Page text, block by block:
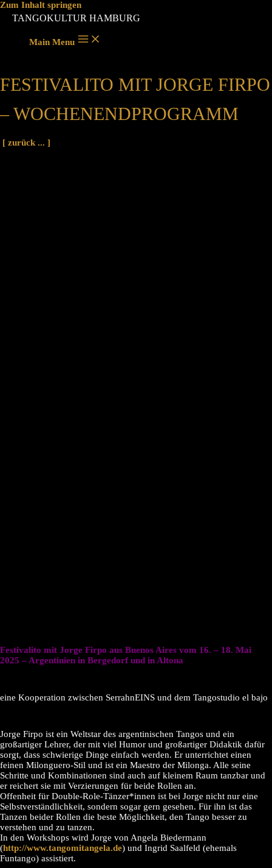
Zum Inhalt springen
TANGOKULTUR HAMBURG
Main Menu
FESTIVALITO MIT JORGE FIRPO
– WOCHENENDPROGRAMM
[ zurück ... ]
Festivalito mit Jorge Firpo aus Buenos Aires vom 16. – 18. Mai
2025 – Argentinien in Bergedorf und in Altona
eine Kooperation zwischen SerrahnEINS und dem Tangostudio el bajo
Jorge Firpo ist ein Weltstar des argentinischen Tangos und ein
großartiger Lehrer, der mit viel Humor und großartiger Didaktik dafür
sorgt, dass schwierige Dinge einfach werden. Er unterrichtet einen
feinen Milonguero-Stil und ist ein Maestro der Milonga. Alle seine
Schritte und Kombinationen sind auch auf kleinem Raum tanzbar und
er reichert sie mit Verzierungen für beide Rollen an.
Offenheit für Double-Role-Tänzer*innen ist bei Jorge nicht nur eine
Selbstverständlichkeit, sondern sogar gern gesehen. Für ihn ist das
Tanzen beider Rollen die beste Möglichkeit, den Tango besser zu
verstehen und zu tanzen.
In den Workshops wird Jorge von Angela Biedermann
(http://www.tangomitangela.de) und Ingrid Saalfeld (ehemals
Funtango) assistiert.